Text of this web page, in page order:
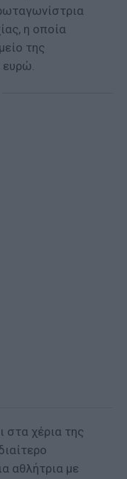
η οποία
της
ευρώ.
στα χέρια της
αθλήτρια με